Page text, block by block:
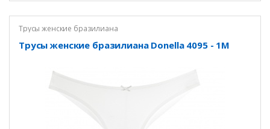
Трусы женские бразилиана
Трусы женские бразилиана Donella 4095 - 1M